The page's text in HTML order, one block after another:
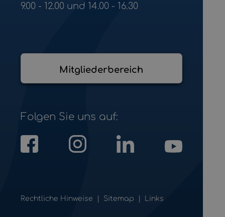
9.00 - 12.00 und 14.00 - 16.30
Mitgliederbereich
Folgen Sie uns auf:
Rechtliche Hinweise Sitemap Links